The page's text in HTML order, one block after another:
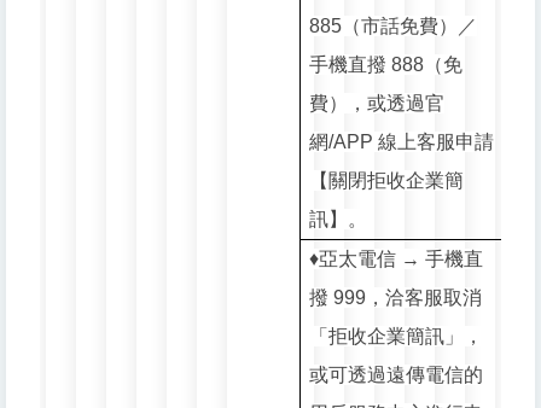
885（市話免費）／
手機直撥 888（免
費），或透過官
網/APP 線上客服申請
【關閉拒收企業簡
訊】。
♦️亞太電信 → 手機直
撥 999，洽客服取消
「拒收企業簡訊」，
或可透過遠傳電信的